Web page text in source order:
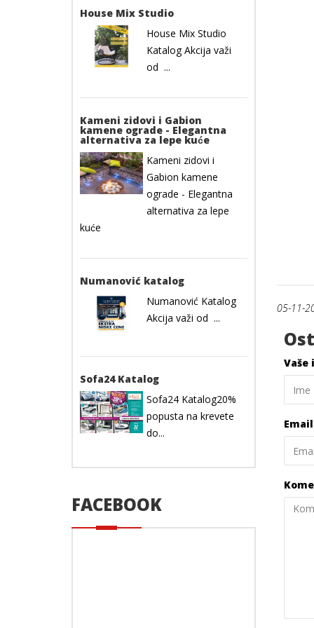
05-11-
Vaše
House Mix Studio
House Mix Studio
Katalog Akcija važi
od ...
Kameni zidovi i Gabion
kamene ograde - Elegantna
alternativa za lepe kuće
Kameni zidovi i
Gabion kamene
ograde - Elegantna
alternativa za lepe
kuće
Numanović katalog
Numanović Katalog
Akcija važi od ...
Sofa24 Katalog
Sofa24 Katalog20%
popusta na krevete
do...
FACEBOOK